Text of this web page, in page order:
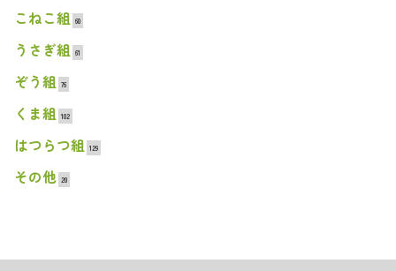
こねこ組 60
うさぎ組 61
ぞう組 76
くま組 102
はつらつ組 129
その他 20